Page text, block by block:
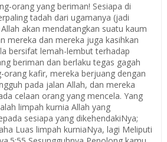
orang yang beriman! Sesiapa di
tadah dari ugamanya (jadi
akan mendatangkan suatu kaum
mereka dan mereka juga kasihkan
bersifat lemah-lembut terhadap
beriman dan berlaku tegas gagah
orang kafir, mereka berjuang dengan
pada jalan Allah, dan mereka
celaan orang yang mencela. Yang
limpah kurnia Allah yang
sesiapa yang dikehendakiNya;
Luas limpah kurniaNya, lagi Meliputi